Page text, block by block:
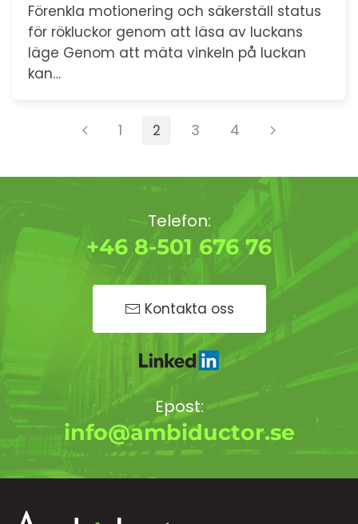
Förenkla motionering och säkerställ status
för rökluckor genom att läsa av luckans
läge Genom att mäta vinkeln på luckan
kan…
1 2 3 4
Telefon:
+46 8-501 676 76
Kontakta oss
Epost:
info@ambiductor.se